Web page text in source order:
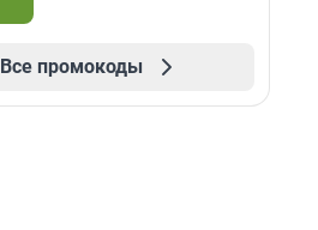
Все промокоды